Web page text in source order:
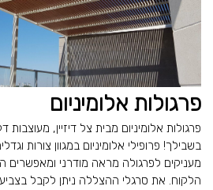
פרגולות אלומיניום
פרגולות אלומיניום מבית צל דיזיין, מעוצבות
בשבילך! פרופילי אלומיניום במגוון צורות
מעניקים לפרגולה מראה מודרני
הלקוח. את סרגלי ההצללה ניתן לקבל